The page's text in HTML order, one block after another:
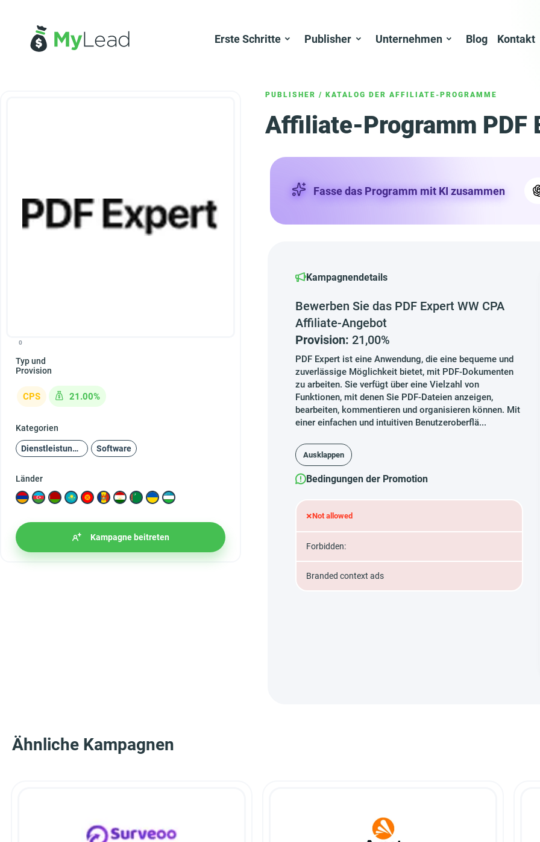
Erste Schritte Publisher Unternehmen Blog Kontakt
PUBLISHER / KATALOG DER AFFILIATE-PROGRAMME
Affiliate-Programm PDF
0
Typ und
Provision
CPS 21.00%
Kategorien
Dienstleistungen Software
Länder
Kampagne beitreten
Fasse das Programm mit KI zusammen
Kampagnendetails
Bewerben Sie das PDF Expert WW CPA
Affiliate-Angebot
Provision: 21,00%
PDF Expert ist eine Anwendung, die eine bequeme und
zuverlässige Möglichkeit bietet, mit PDF-Dokumenten
zu arbeiten. Sie verfügt über eine Vielzahl von
Funktionen, mit denen Sie PDF-Dateien anzeigen,
bearbeiten, kommentieren und organisieren können. Mit
einer einfachen und intuitiven Benutzeroberflä...
Ausklappen
Bedingungen der Promotion
×Not allowed
Forbidden:
Branded context ads
Ähnliche Kampagnen